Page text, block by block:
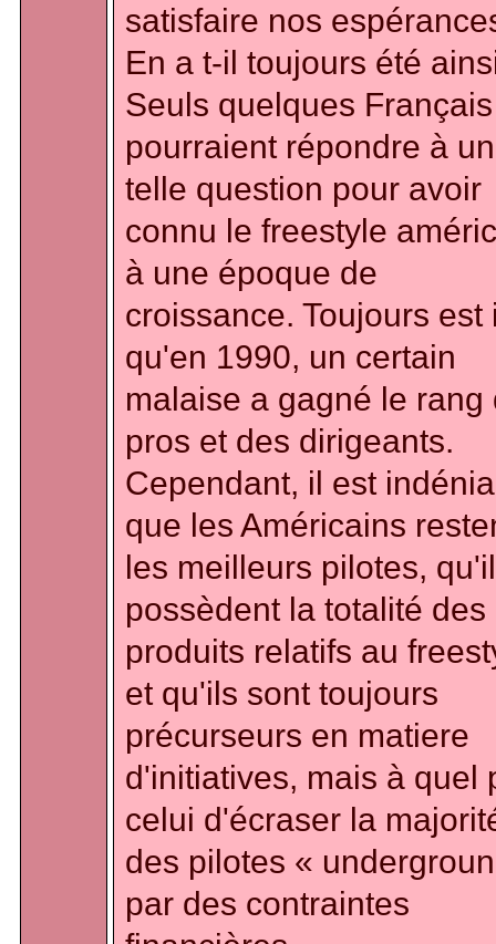
satisfaire nos
En a t-il toujours été
Seuls quelques Français
pourraient répondre à
telle question pour avoir
connu le freestyle
à une époque de
croissance. Toujours est
qu'en 1990, un certain
malaise a gagné le rang
pros et des dirigeants.
Cependant, il est
que les Américains
les meilleurs pilotes,
possèdent la totalité des
produits relatifs au
et qu'ils sont toujours
précurseurs en matiere
d'initiatives, mais à quel
celui d'écraser la
des pilotes «
par des contraintes